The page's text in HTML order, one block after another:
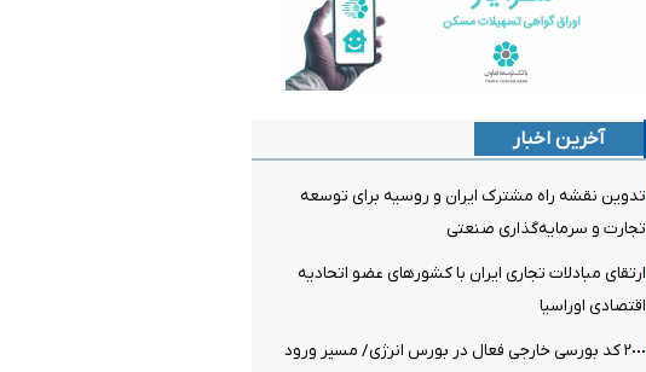
آخرین اخبار
تدوین نقشه راه مشترک ایران و روسیه برای توسعه
تجارت و سرمایه‌گذاری صنعتی
ارتقای مبادلات تجاری ایران با کشور‌های عضو اتحادیه
اقتصادی اوراسیا
٢٠٠٠ کد بورسی خارجی فعال در بورس انرژی/ مسیر ورود